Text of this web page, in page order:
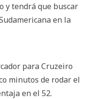
y tendrá que buscar
en la
para Cruzeiro
minutos de rodar el
en el 52.